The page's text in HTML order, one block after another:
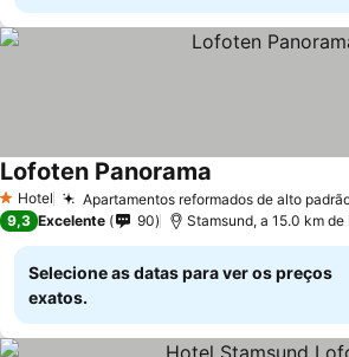
1 Estrelas
Hotel Apartamentos reformados de alto
Lofoten Panorama
9,3 Excelente 90 Stamsund, a 15.0 km de
Selecione as datas para ver os preços
exatos.